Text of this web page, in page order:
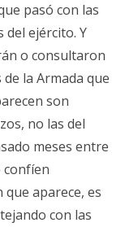
pasó con las
del ejército. Y
o consultaron
la Armada que
son
no las del
meses entre
confíen
aparece, es
con las